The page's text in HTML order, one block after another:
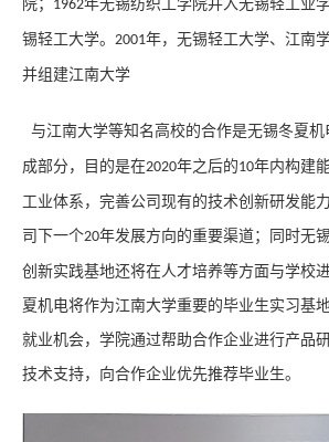
院； 1962年无锡纺织工学院并入无锡轻工业学
锡轻工大学。 2001年，无锡轻工大学、江南
并组建江南大学
与江南大学等知名高校的合作是无锡冬夏机
成部分，目的是在2020年之后的10年内构建
工业体系，完善公司现有的技术创新研发能
司下一个20年发展方向的重要渠道；同时无
创新实践基地还将在人才培养等方面与学校
夏机电将作为江南大学重要的毕业生实习基
就业机会，学院通过帮助合作企业进行产品
技术支持，向合作企业优先推荐毕业生。